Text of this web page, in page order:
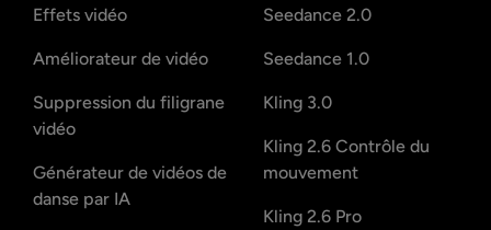
Effets vidéo
Améliorateur de vidéo
Suppression du filigrane
vidéo
Générateur de vidéos de
danse par IA
Seedance 2.0
Seedance 1.0
Kling 3.0
Kling 2.6 Contrôle du
mouvement
Kling 2.6 Pro